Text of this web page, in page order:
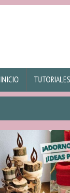
INICIO TUTORIALES